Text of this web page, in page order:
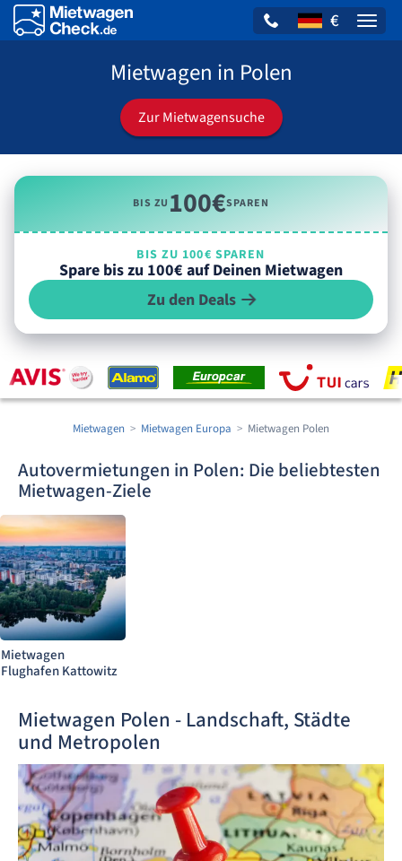
€
Mietwagen in Polen
Zur Mietwagensuche
BIS ZU100€SPAREN
BIS ZU 100€ SPAREN
Spare bis zu 100€ auf Deinen Mietwagen
Zu den Deals
Mietwagen Mietwagen Europa Mietwagen Polen
Autovermietungen in Polen: Die beliebtesten
Mietwagen-Ziele
Mietwagen
Flughafen Kattowitz
Mietwagen Polen - Landschaft, Städte
und Metropolen